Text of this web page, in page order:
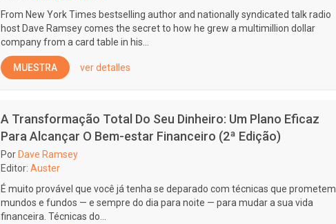
From New York Times bestselling author and nationally syndicated talk radio
host Dave Ramsey comes the secret to how he grew a multimillion dollar
company from a card table in his...
MUESTRA ver detalles
A Transformação Total Do Seu Dinheiro: Um Plano Eficaz
Para Alcançar O Bem-estar Financeiro (2ª Edição)
Por Dave Ramsey
Editor: Auster
É muito provável que você já tenha se deparado com técnicas que prometem
mundos e fundos — e sempre do dia para noite — para mudar a sua vida
financeira. Técnicas do...